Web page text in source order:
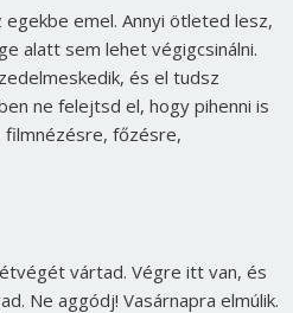
emel. Annyi ötleted lesz,
alatt sem lehet végigcsinálni.
és el tudsz
ne felejtsd el, hogy pihenni is
filmnézésre, főzésre,
vártad. Végre itt van, és
Ne aggódj! Vasárnapra elmúlik.